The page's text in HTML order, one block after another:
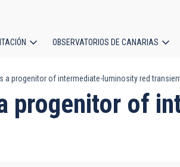
OBSERVATORIOS DE CANARIAS
a progenitor of intermediate-luminosity red
progenitor of